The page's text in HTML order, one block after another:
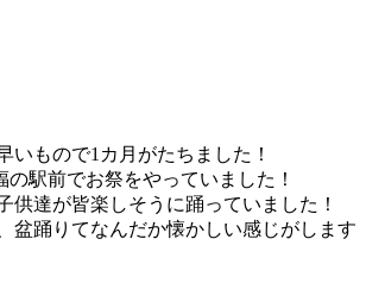
いもので1カ月がたちました！
の駅前でお祭をやっていました！
供達が皆楽しそうに踊っていました！
盆踊りてなんだか懐かしい感じがします